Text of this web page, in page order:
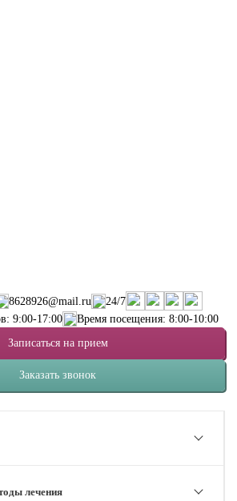
8628926@mail.ru
24/7
9:00-17:00
Время посещения: 8:00-10:00
Записаться на прием
Заказать звонок
лечения